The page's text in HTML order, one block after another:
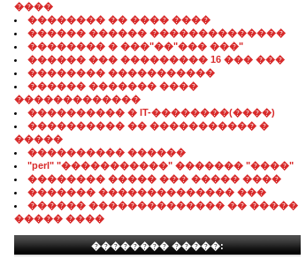
����
�������� �� ���� ����
������ ������ ��������������
�������� � ���"��"��� ���"
������ ��� ��������� 16 ��� ���
�������� �����������
������ ������� ����
�������������
���������� � IT-��������(����)
���������� �� ����������� �
�����
���������� ������
"perl" "�����������" ������� "����"
�������� ����� ��� ����� ����
������� �������������� ���
������ �������������� �� �����
����� ����
�������� �����: